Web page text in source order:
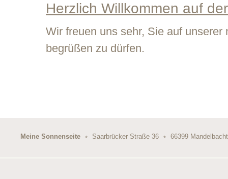
Herzlich Willkommen auf
Wir freuen uns sehr, Sie auf unserer
begrüßen zu dürfen.
Meine Sonnenseite * Saarbrücker Straße 36 * 66399